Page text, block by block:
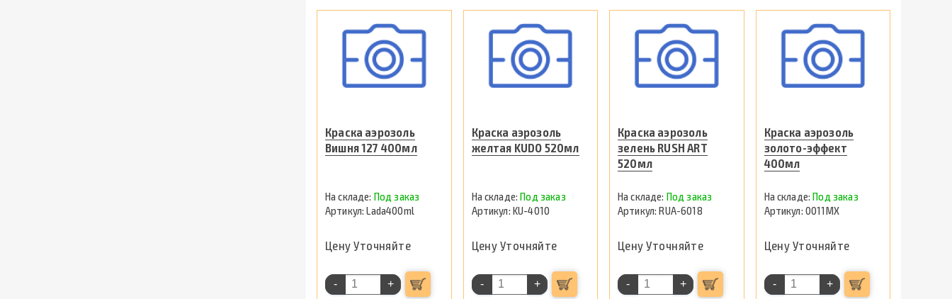
Краска аэрозоль
Вишня 127 400мл
Под заказ
Lada400ml
Цену Уточняйте
- +
Краска аэрозоль
желтая KUDO 520мл
Под заказ
KU-4010
Цену Уточняйте
- +
Краска аэрозоль
зелень RUSH ART
520мл
Под заказ
RUA-6018
Цену Уточняйте
- +
Краска аэрозоль
золото-эффект
400мл
Под заказ
0011МХ
Цену Уточняйте
- +